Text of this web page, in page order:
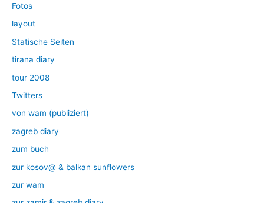
Fotos
layout
Statische Seiten
tirana diary
tour 2008
Twitters
von wam (publiziert)
zagreb diary
zum buch
zur kosov@ & balkan sunflowers
zur wam